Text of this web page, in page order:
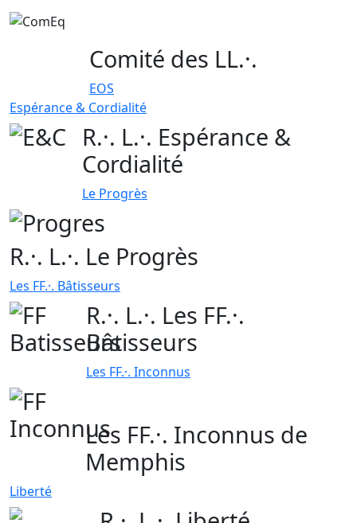
Comité des LL.·.
EOS
Espérance & Cordialité
R.·. L.·. Espérance &
Cordialité
Le Progrès
R.·. L.·. Le Progrès
Les FF.·. Bâtisseurs
R.·. L.·. Les FF.·.
Bâtisseurs
Les FF.·. Inconnus
Les FF.·. Inconnus de
Memphis
Liberté